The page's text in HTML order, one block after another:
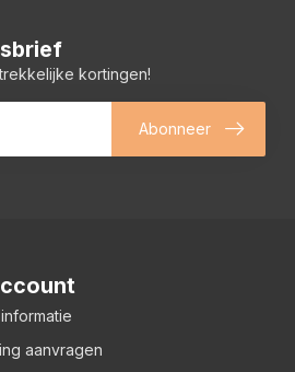
kortingen!
Abonneer
aanvragen